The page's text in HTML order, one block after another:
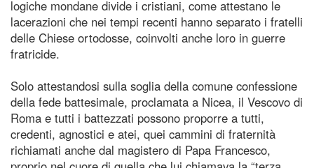
logiche mondane divide i cristiani, come attestano le
lacerazioni che nei tempi recenti hanno separato i fratelli
delle Chiese ortodosse, coinvolti anche loro in guerre
fratricide.
Solo attestandosi sulla soglia della comune confessione
della fede battesimale, proclamata a Nicea, il Vescovo di
Roma e tutti i battezzati possono proporre a tutti,
credenti, agnostici e atei, quei cammini di fraternità
richiamati anche dal magistero di Papa Francesco,